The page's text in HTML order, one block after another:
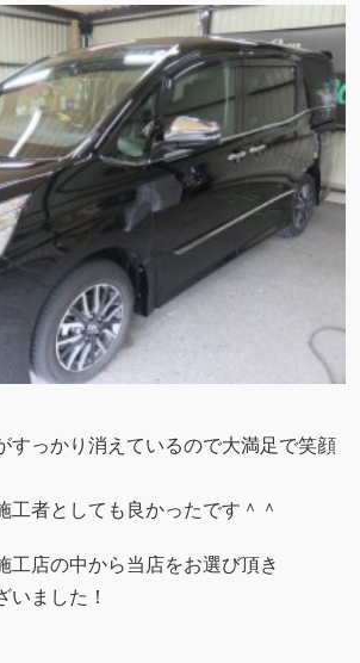
すっかり消えているので大満足で笑顔
工者としても良かったです＾＾
工店の中から当店をお選び頂き
いました！